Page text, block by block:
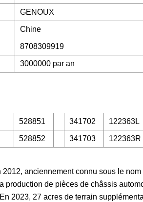
GENOUX
Chine
8708309919
3000000 par an
528851 341702
122363L
528852 341703 122363R
anciennement connu sous le
production de pièces de châssis
2023, 27 acres de terrain